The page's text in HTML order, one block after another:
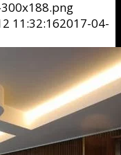
11:32:162017-04-